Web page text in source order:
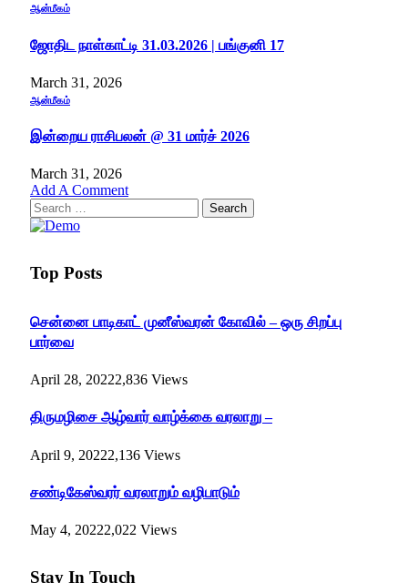
ஆன்மீகம்
ஜோதிட நாள்காட்டி 31.03.2026 | பங்குனி 17
March 31, 2026
ஆன்மீகம்
இன்றைய ராசிபலன் @ 31 மார்ச் 2026
March 31, 2026
Add A Comment
Search
for:
Top Posts
சென்னை பாடிகாட் முனீஸ்வரன் கோவில் – ஒரு சிறப்பு
பார்வை
April 28, 20222,836 Views
திருமழிசை ஆழ்வார் வாழ்க்கை வரலாறு –
April 9, 20222,136 Views
சண்டிகேஸ்வரர் வரலாறும் வழிபாடும்
May 4, 20222,022 Views
Stay In Touch